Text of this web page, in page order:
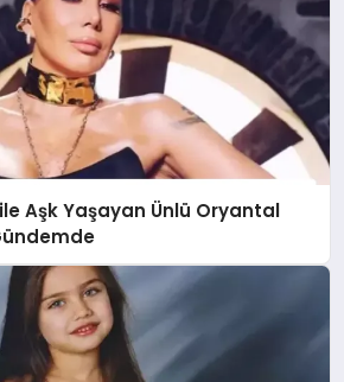
Aşk Yaşayan Ünlü Oryantal